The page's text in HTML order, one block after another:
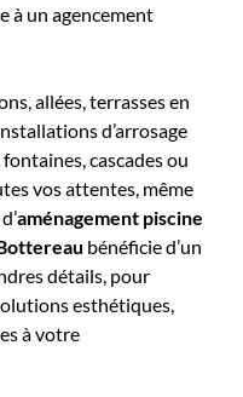
à un agencement
allées, terrasses en
d’arrosage
cascades ou
vos attentes, même
aménagement piscine
bénéficie d’un
détails, pour
esthétiques,
à votre